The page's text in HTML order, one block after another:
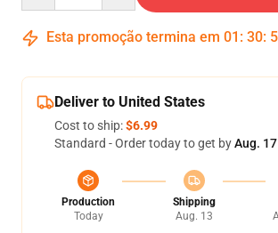
Esta promoção termina em 01 : 30:
Deliver to United States
Cost to ship:$6.99
Standard - Order today to get byAug.
Production
Today
Shipping
Aug. 13